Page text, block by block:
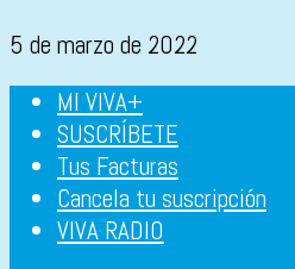
5 de marzo de 2022
MI VIVA+
SUSCRÍBETE
Tus Facturas
Cancela tu suscripción
VIVA RADIO